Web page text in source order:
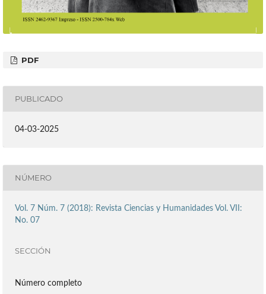
PDF
PUBLICADO
04-03-2025
NÚMERO
Vol. 7 Núm. 7 (2018): Revista Ciencias y Humanidades Vol. VII:
No. 07
SECCIÓN
Número completo